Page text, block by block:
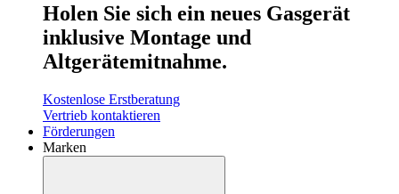
Holen Sie sich ein neues Gasgerät
inklusive Montage und
Altgerätemitnahme.
Kostenlose Erstberatung
Vertrieb kontaktieren
Förderungen
Marken